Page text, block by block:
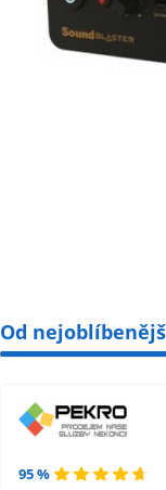
Od
95 %